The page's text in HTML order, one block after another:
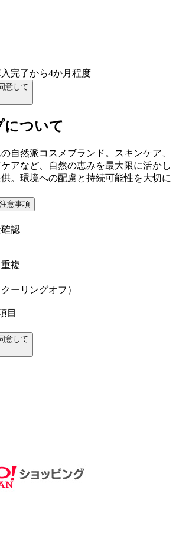
入完了から4か月程度
意して
について
自然派コスメブランド。スキンケア、
アなど、自然の恵みを最大限に活かし
。環境への配慮と持続可能性を大切に
意事項
認
複
ーリングオフ）
目
意して